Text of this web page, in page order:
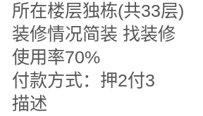
所在楼层独栋(共33层)
装修情况简装 找装修
使用率70%
付款方式：押2付3
描述